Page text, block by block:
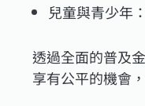
兒童與青少年
透過全面的普及
享有公平的機會